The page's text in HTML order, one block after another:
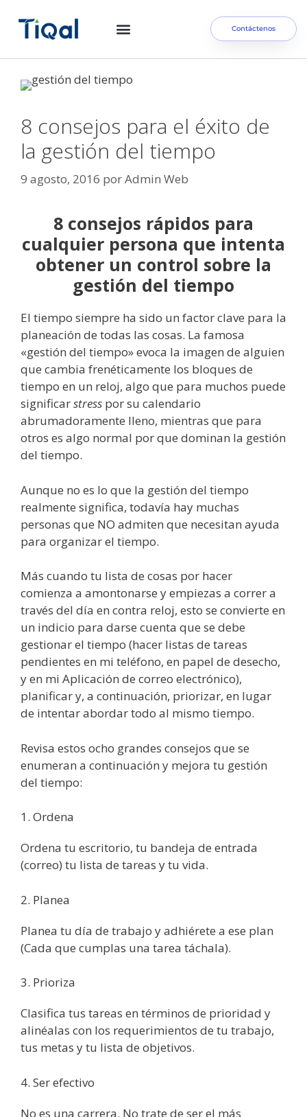
Contáctenos
8 consejos para el éxito de
la gestión del tiempo
9 agosto, 2016 porAdmin Web
8 consejos rápidos para
cualquier persona que intenta
obtener un control sobre la
gestión del tiempo
El tiempo siempre ha sido un factor clave para la
planeación de todas las cosas. La famosa
«gestión del tiempo» evoca la imagen de alguien
que cambia frenéticamente los bloques de
tiempo en un reloj, algo que para muchos puede
significarstress por su calendario
abrumadoramente lleno, mientras que para
otros es algo normal por que dominan la gestión
del tiempo.
Aunque no es lo que la gestión del tiempo
realmente significa, todavía hay muchas
personas que NO admiten que necesitan ayuda
para organizar el tiempo.
Más cuando tu lista de cosas por hacer
comienza a amontonarse y empiezas a correr a
través del día en contra reloj, esto se convierte en
un indicio para darse cuenta que se debe
gestionar el tiempo (hacer listas de tareas
pendientes en mi teléfono, en papel de desecho,
y en mi Aplicación de correo electrónico),
planificar y, a continuación, priorizar, en lugar
de intentar abordar todo al mismo tiempo.
Revisa estos ocho grandes consejos que se
enumeran a continuación y mejora tu gestión
del tiempo:
1. Ordena
Ordena tu escritorio, tu bandeja de entrada
(correo) tu lista de tareas y tu vida.
2. Planea
Planea tu día de trabajo y adhiérete a ese plan
(Cada que cumplas una tarea táchala).
3. Prioriza
Clasifica tus tareas en términos de prioridad y
alinéalas con los requerimientos de tu trabajo,
tus metas y tu lista de objetivos.
4. Ser efectivo
No es una carrera. No trate de ser el más